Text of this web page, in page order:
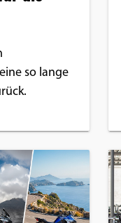
so lange